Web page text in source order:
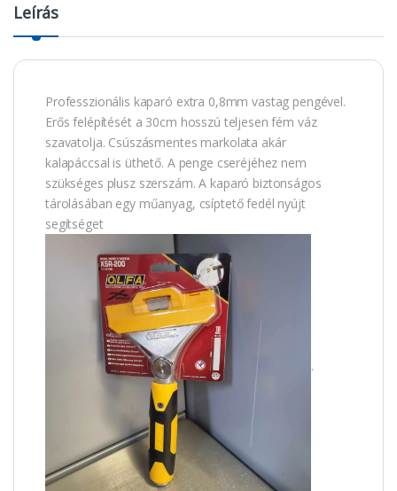
Leírás
Professzionális kaparó extra 0,8mm vastag pengével.
Erős felépítését a 30cm hosszú teljesen fém váz
szavatolja. Csúszásmentes markolata akár
kalapáccsal is üthető. A penge cseréjéhez nem
szükséges plusz szerszám. A kaparó biztonságos
tárolásában egy műanyag, csíptető fedél nyújt
segítséget
.